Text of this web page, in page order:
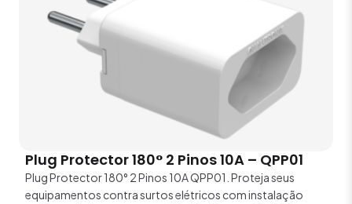
Plug Protector 180° 2 Pinos 10A – QPP01
Plug Protector 180° 2 Pinos 10A QPP01. Proteja seus
equipamentos contra surtos elétricos com instalação